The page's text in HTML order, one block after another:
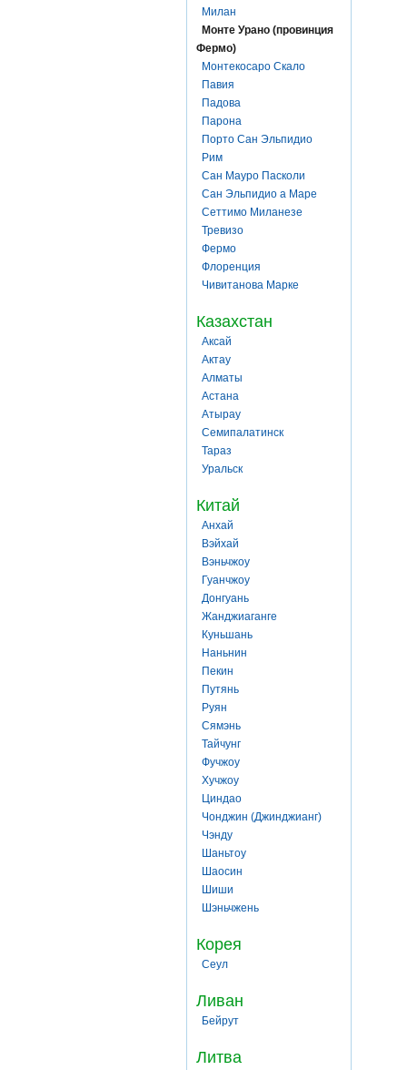
Милан
Монте Урано (провинция
Фермо)
Монтекосаро Скало
Павия
Падова
Парона
Порто Сан Эльпидио
Рим
Сан Мауро Пасколи
Сан Эльпидио а Маре
Сеттимо Миланезе
Тревизо
Фермо
Флоренция
Чивитанова Марке
Казахстан
Аксай
Актау
Алматы
Астана
Атырау
Семипалатинск
Тараз
Уральск
Китай
Анхай
Вэйхай
Вэньчжоу
Гуанчжоу
Донгуань
Жанджиаганге
Куньшань
Наньнин
Пекин
Путянь
Руян
Сямэнь
Тайчунг
Фучжоу
Хучжоу
Циндао
Чонджин (Джинджианг)
Чэнду
Шаньтоу
Шаосин
Шиши
Шэньчжень
Корея
Сеул
Ливан
Бейрут
Литва